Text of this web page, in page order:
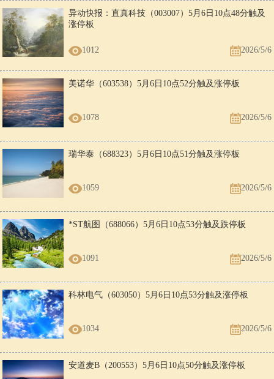
异动快报：直真科技（003007）5月6日10点48分触及
涨停板
1012 2026/5/6
美诺华（603538）5月6日10点52分触及涨停板
1078 2026/5/6
瑞华泰（688323）5月6日10点51分触及涨停板
1059 2026/5/6
*ST航图（688066）5月6日10点53分触及跌停板
1091 2026/5/6
科林电气（603050）5月6日10点53分触及涨停板
1034 2026/5/6
安道麦B（200553）5月6日10点50分触及涨停板